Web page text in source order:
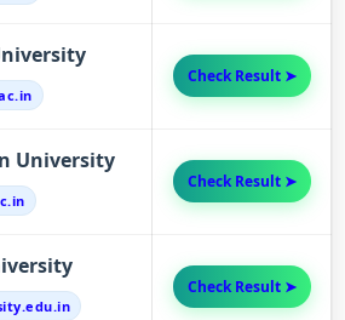
Check Result ➤
University
Check Result ➤
Check Result ➤